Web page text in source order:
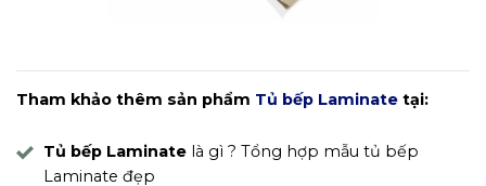
Tham khảo thêm sản phẩm Tủ bếp Laminate tại:
Tủ bếp Laminate là gì ? Tổng hợp mẫu tủ bếp
Laminate đẹp